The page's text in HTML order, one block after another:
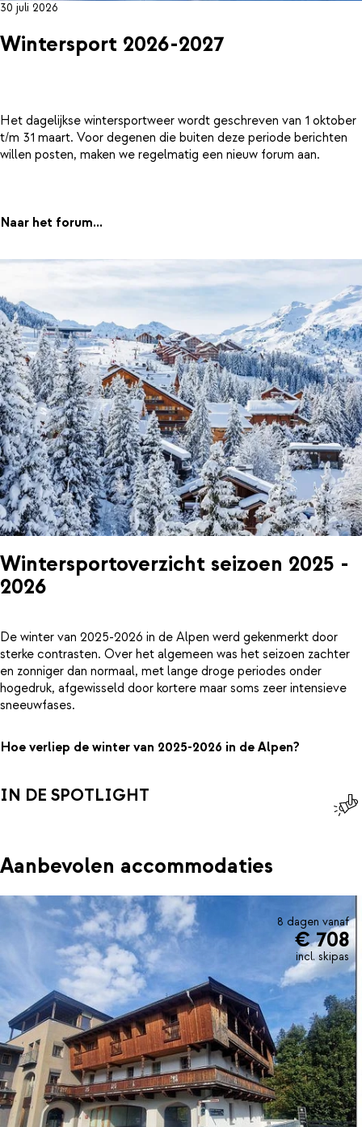
30 juli 2026
Wintersport 2026-2027
Het dagelijkse wintersportweer wordt geschreven van 1 oktober
t/m 31 maart. Voor degenen die buiten deze periode berichten
willen posten, maken we regelmatig een nieuw forum aan.
Naar het forum...
Wintersportoverzicht seizoen 2025 -
2026
De winter van 2025-2026 in de Alpen werd gekenmerkt door
sterke contrasten. Over het algemeen was het seizoen zachter
en zonniger dan normaal, met lange droge periodes onder
hogedruk, afgewisseld door kortere maar soms zeer intensieve
sneeuwfases.
Hoe verliep de winter van 2025-2026 in de Alpen?
IN DE SPOTLIGHT
Aanbevolen accommodaties
8 dagen vanaf
€ 708
incl. skipas